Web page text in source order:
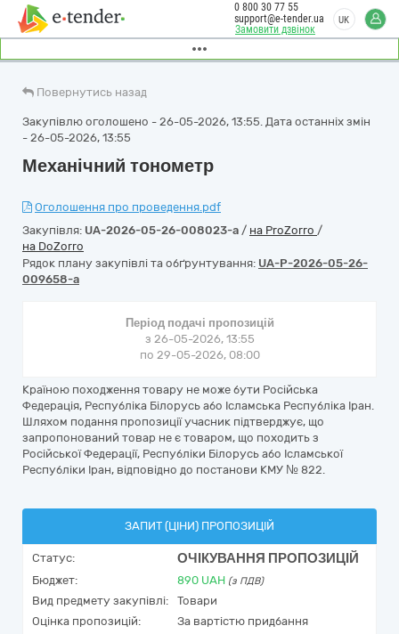
Замовити дзвінок
0 800 30 77 55
support@e-tender.ua
UK
Повернутись назад
Закупівлю оголошено - 26-05-2026, 13:55. Дата останніх змін
- 26-05-2026, 13:55
Механічний тонометр
Оголошення про проведення.pdf
Закупівля: UA-2026-05-26-008023-a / на ProZorro /
на DoZorro
Рядок плану закупівлі та обґрунтування: UA-P-2026-05-26-
009658-a
Період подачі пропозицій
з 26-05-2026, 13:55
по 29-05-2026, 08:00
Країною походження товару не може бути Російська
Федерація, Республіка Білорусь або Ісламська Республіка Іран.
Шляхом подання пропозиції учасник підтверджує, що
запропонований товар не є товаром, що походить з
Російської Федерації, Республіки Білорусь або Ісламської
Республіки Іран, відповідно до постанови КМУ № 822.
ЗАПИТ (ЦІНИ) ПРОПОЗИЦІЙ
Статус: ОЧІКУВАННЯ ПРОПОЗИЦІЙ
Бюджет: 890 UAH (з ПДВ)
Вид предмету закупівлі:
Товари
Оцінка пропозицій:
За вартістю придбання